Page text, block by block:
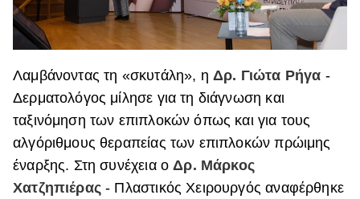
Λαμβάνοντας τη «σκυτάλη», η Δρ. Γιώτα Ρήγα -
Δερματολόγος μίλησε για τη διάγνωση και
ταξινόμηση των επιπλοκών όπως και για τους
αλγόριθμους θεραπείας των επιπλοκών πρώιμης
έναρξης. Στη συνέχεια οΔρ. Μάρκος
Χατζηπιέρας- Πλαστικός Χειρουργός αναφέρθηκε